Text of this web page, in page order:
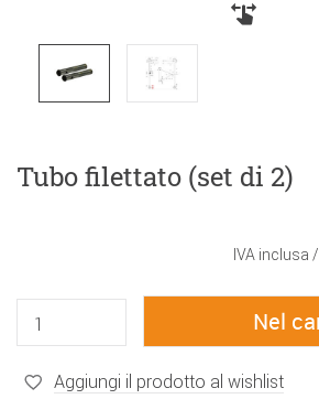
Tubo filettato (set di 2)
IVA inclusa /
Aggiungi il prodotto al wishlist